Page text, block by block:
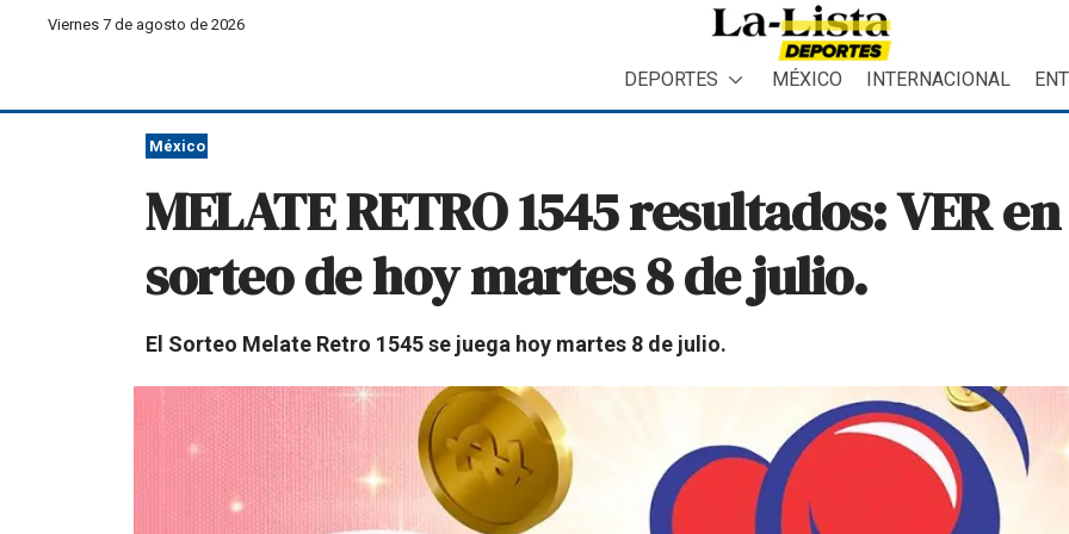
Viernes 7 de agosto de 2026
DEPORTES MÉXICO INTERNACIONAL
México
MELATE RETRO 1545 resultados: VER
sorteo de hoy martes 8 de julio.
El Sorteo Melate Retro 1545 se juega hoy martes 8 de julio.